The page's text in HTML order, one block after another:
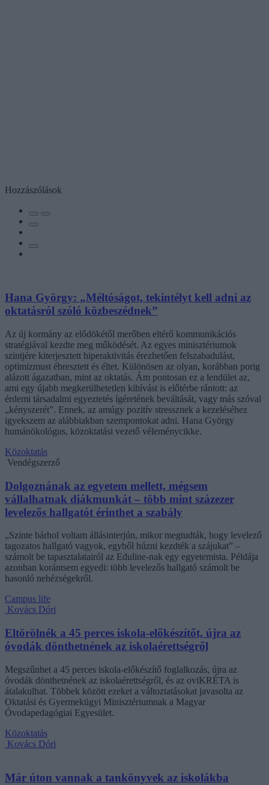
Hozzászólások
Hana György: „Méltóságot, tekintélyt kell adni az
oktatásról szóló közbeszédnek”
Az új kormány az elődökétől merőben eltérő kommunikációs
stratégiával kezdte meg működését. Az egyes minisztériumok
szintjére kiterjesztett hiperaktivitás érezhetően felszabadulást,
optimizmust ébresztett és éltet. Különösen az olyan, korábban porig
alázott ágazatban, mint az oktatás. Ám pontosan ez a lendület az,
ami egy újabb megkerülhetetlen kihívást is előtérbe rántott: az
érdemi társadalmi egyeztetés ígéretének beváltását, vagy más szóval
„kényszerét”. Ennek, az amúgy pozitív stressznek a kezeléséhez
igyekszem az alábbiakban szempontokat adni. Hana György
humánökológus, közoktatási vezető véleménycikke.
Közoktatás
Vendégszerző
Dolgoznának az egyetem mellett, mégsem
vállalhatnak diákmunkát – több mint százezer
levelezős hallgatót érinthet a szabály
„Szinte bárhol voltam állásinterjún, mikor megtudták, hogy levelező
tagozatos hallgató vagyok, egyből húzni kezdték a szájukat” –
számolt be tapasztalatairól az Eduline-nak egy egyetemista. Példája
azonban korántsem egyedi: több levelezős hallgató számolt be
hasonló nehézségekről.
Campus life
Kovács Dóri
Eltörölnék a 45 perces iskola-előkészítőt, újra az
óvodák dönthetnének az iskolaérettségről
Megszűnhet a 45 perces iskola-előkészítő foglalkozás, újra az
óvodák dönthetnének az iskolaérettségről, és az oviKRÉTA is
átalakulhat. Többek között ezeket a változtatásokat javasolta az
Oktatási és Gyermekügyi Minisztériumnak a Magyar
Óvodapedagógiai Egyesület.
Közoktatás
Kovács Dóri
Már úton vannak a tankönyvek az iskolákba